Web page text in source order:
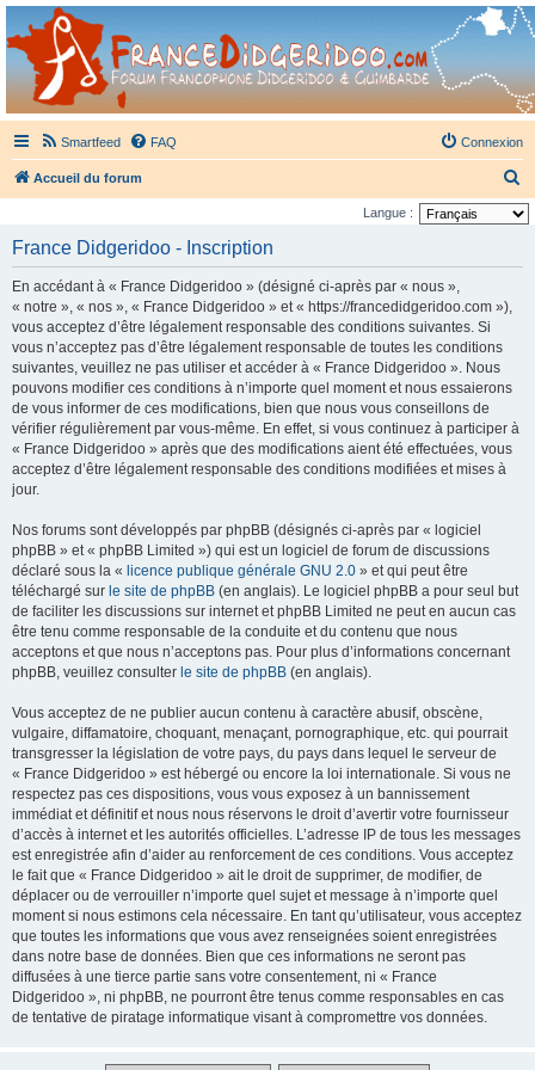
France Didgeridoo
Didgeridoo et Guimbarde sur France Didgeridoo - retrouvez la communauté.
Smartfeed FAQ Connexion
Accueil du forum
e
h
Langue :
France Didgeridoo - Inscription
En accédant à « France Didgeridoo » (désigné ci-après par « nous »,
« notre », « nos », « France Didgeridoo » et « https://francedidgeridoo.com »),
vous acceptez d’être légalement responsable des conditions suivantes. Si
vous n’acceptez pas d’être légalement responsable de toutes les conditions
suivantes, veuillez ne pas utiliser et accéder à « France Didgeridoo ». Nous
pouvons modifier ces conditions à n’importe quel moment et nous essaierons
de vous informer de ces modifications, bien que nous vous conseillons de
vérifier régulièrement par vous-même. En effet, si vous continuez à participer à
« France Didgeridoo » après que des modifications aient été effectuées, vous
acceptez d’être légalement responsable des conditions modifiées et mises à
jour.
Nos forums sont développés par phpBB (désignés ci-après par « logiciel
phpBB » et « phpBB Limited ») qui est un logiciel de forum de discussions
déclaré sous la « licence publique générale GNU 2.0 » et qui peut être
téléchargé sur le site de phpBB (en anglais). Le logiciel phpBB a pour seul but
de faciliter les discussions sur internet et phpBB Limited ne peut en aucun cas
être tenu comme responsable de la conduite et du contenu que nous
acceptons et que nous n’acceptons pas. Pour plus d’informations concernant
phpBB, veuillez consulter le site de phpBB (en anglais).
Vous acceptez de ne publier aucun contenu à caractère abusif, obscène,
vulgaire, diffamatoire, choquant, menaçant, pornographique, etc. qui pourrait
transgresser la législation de votre pays, du pays dans lequel le serveur de
« France Didgeridoo » est hébergé ou encore la loi internationale. Si vous ne
respectez pas ces dispositions, vous vous exposez à un bannissement
immédiat et définitif et nous nous réservons le droit d’avertir votre fournisseur
d’accès à internet et les autorités officielles. L’adresse IP de tous les messages
est enregistrée afin d’aider au renforcement de ces conditions. Vous acceptez
le fait que « France Didgeridoo » ait le droit de supprimer, de modifier, de
déplacer ou de verrouiller n’importe quel sujet et message à n’importe quel
moment si nous estimons cela nécessaire. En tant qu’utilisateur, vous acceptez
que toutes les informations que vous avez renseignées soient enregistrées
dans notre base de données. Bien que ces informations ne seront pas
diffusées à une tierce partie sans votre consentement, ni « France
Didgeridoo », ni phpBB, ne pourront être tenus comme responsables en cas
de tentative de piratage informatique visant à compromettre vos données.